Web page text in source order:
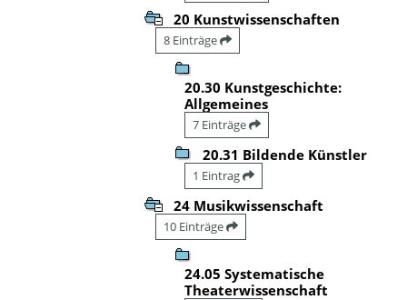
20 Kunstwissenschaften
8 Einträge
20.30 Kunstgeschichte:
Allgemeines
7 Einträge
20.31 Bildende Künstler
1 Eintrag
24 Musikwissenschaft
10 Einträge
24.05 Systematische
Theaterwissenschaft